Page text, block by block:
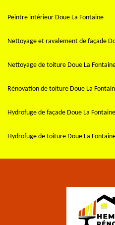
Peintre intérieur Doue La Fontaine
Nettoyage et ravalement de façade
Nettoyage de toiture Doue La
Rénovation de toiture Doue La
Hydrofuge de façade Doue La Fontaine
Hydrofuge de toiture Doue La